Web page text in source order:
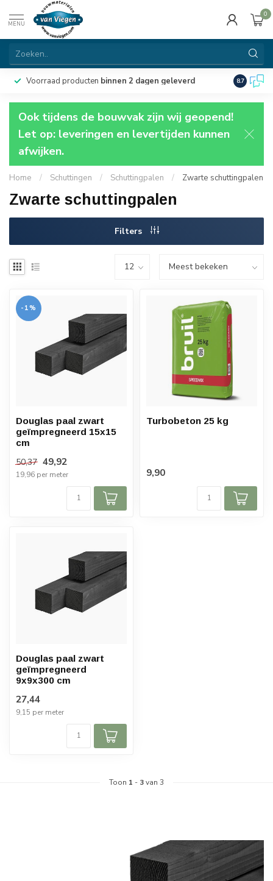
MENU
0
Voorraad producten binnen 2 dagen geleverd 8.7
Ook tijdens de bouwvak zijn wij geopend!
Let op: leveringen en levertijden kunnen
afwijken.
Home / Schuttingen / Schuttingpalen / Zwarte schuttingpalen
Zwarte schuttingpalen
Filters
-1%
Douglas paal zwart
geïmpregneerd 15x15
cm
50,37 49,92
19,96 per meter
Turbobeton 25 kg
9,90
Douglas paal zwart
geïmpregneerd
9x9x300 cm
27,44
9,15 per meter
Toon 1 - 3van 3